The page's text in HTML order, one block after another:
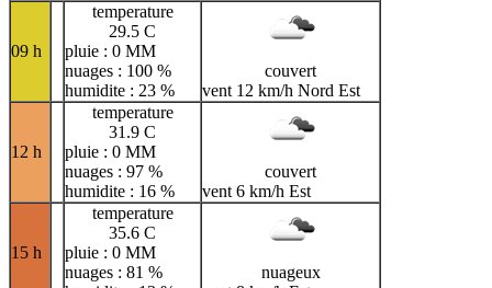
09 h
temperature
29.5 C
pluie : 0 MM
nuages : 100 %
humidite : 23 %
couvert
vent 12 km/h Nord Est
12 h
temperature
31.9 C
pluie : 0 MM
nuages : 97 %
humidite : 16 %
couvert
vent 6 km/h Est
15 h
temperature
35.6 C
pluie : 0 MM
nuages : 81 %
nuageux